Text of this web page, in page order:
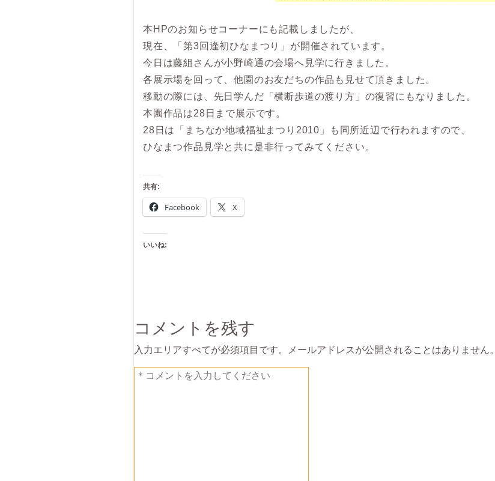
本HPのお知らせコーナーにも記載しましたが、
現在、「第3回逢初ひなまつり」が開催されています。
今日は藤組さんが小野崎通の会場へ見学に行きました。
各展示場を回って、他園のお友だちの作品も見せて頂きました。
移動の際には、先日学んだ「横断歩道の渡り方」の復習にもなりました。
本園作品は28日まで展示です。
28日は「まちなか地域福祉まつり2010」も同所近辺で行われますので、
ひなまつ作品見学と共に是非行ってみてください。
共有:
Facebook X
いいね:
コメントを残す
入力エリアすべてが必須項目です。メールアドレスが公開されることはありません。